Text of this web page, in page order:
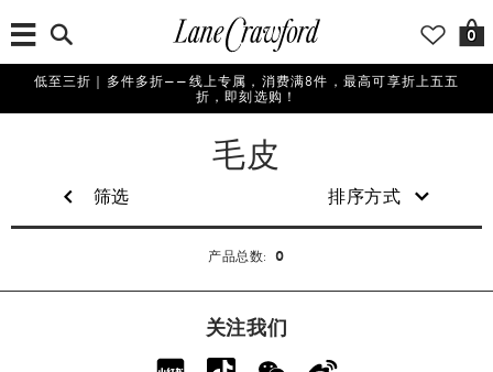
0
低至三折｜多件多折——线上专属，消费满8件，最高可享折上五五
折，即刻选购！
毛皮
筛选 排序方式
产品总数:0
关注我们